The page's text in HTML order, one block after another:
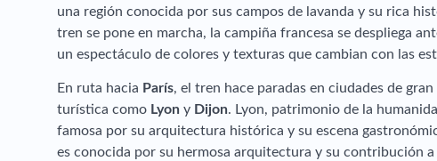
una región conocida por sus campos de lavanda y su rica
tren se pone en marcha, la campiña francesa se despliega
un espectáculo de colores y texturas que cambian con las
En ruta hacia París, el tren hace paradas en ciudades de
turística como Lyon y Dijon. Lyon, patrimonio de la
famosa por su arquitectura histórica y su escena
es conocida por su hermosa arquitectura y su contribución a